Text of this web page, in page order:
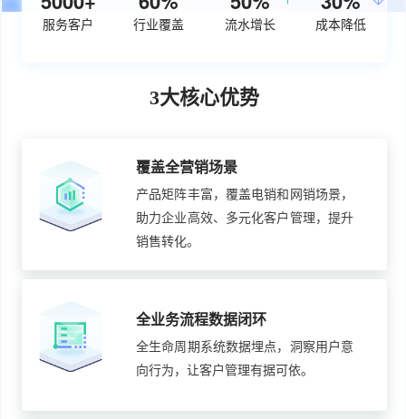
服务客户 行业覆盖 流水增长 成本降低
3大核心优势
覆盖全营销场景
产品矩阵丰富，覆盖电销和网销场景，
助力企业高效、多元化客户管理，提升
销售转化。
全业务流程数据闭环
全生命周期系统数据埋点，洞察用户意
向行为，让客户管理有据可依。